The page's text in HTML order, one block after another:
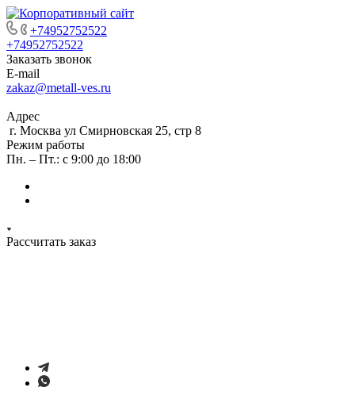
+74952752522
+74952752522
Заказать звонок
E-mail
zakaz@metall-ves.ru
Адрес
г. Москва ул Смирновская 25, стр 8
Режим работы
Пн. – Пт.: с 9:00 до 18:00
Рассчитать заказ